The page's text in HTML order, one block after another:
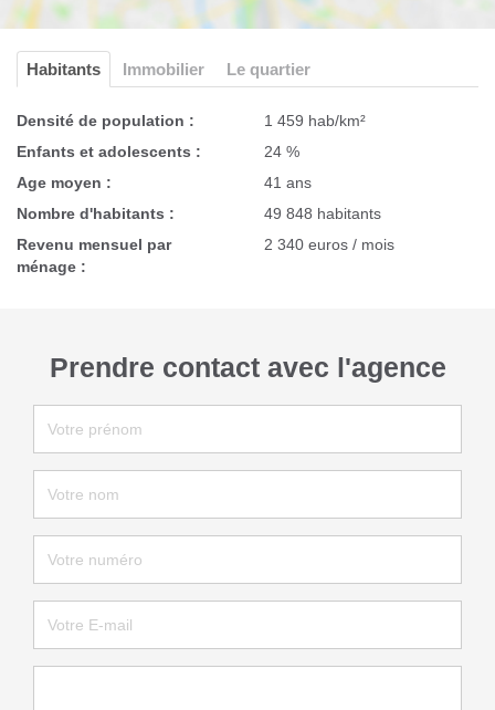
Habitants Immobilier Le quartier
Densité de population :
1 459 hab/km²
Enfants et adolescents :
24 %
Age moyen :
41 ans
Nombre d'habitants :
49 848 habitants
Revenu mensuel par
ménage :
2 340 euros / mois
Prendre contact avec l'agence